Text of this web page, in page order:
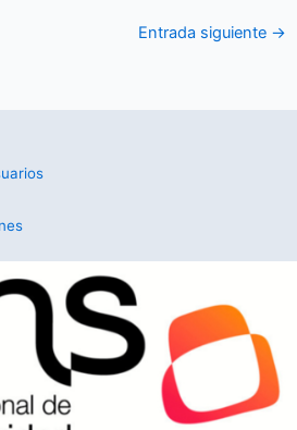
Entrada siguiente →